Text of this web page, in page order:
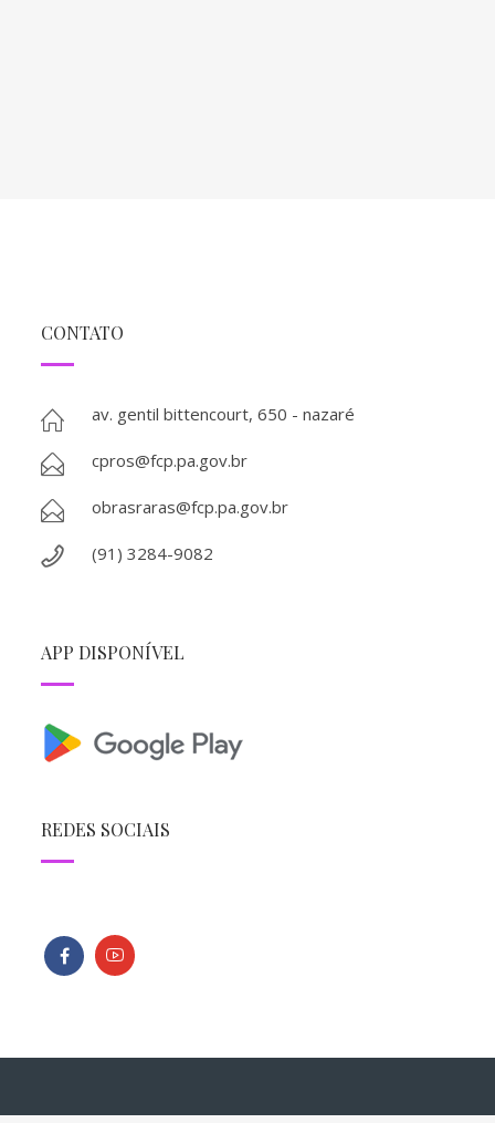
CONTATO
av. gentil bittencourt, 650 - nazaré
cpros@fcp.pa.gov.br
obrasraras@fcp.pa.gov.br
(91) 3284-9082
APP DISPONÍVEL
REDES SOCIAIS